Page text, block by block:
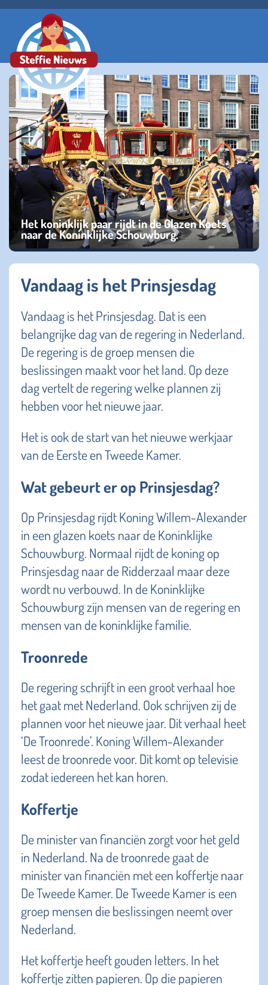
Het koninklijk paar rijdt in de Glazen Koets
naar de Koninklijke Schouwburg.
Vandaag is het Prinsjesdag
Vandaag is het Prinsjesdag. Dat is een
belangrijke dag van de regering in Nederland.
De regering is de groep mensen die
beslissingen maakt voor het land. Op deze
dag vertelt de regering welke plannen zij
hebben voor het nieuwe jaar.
Het is ook de start van het nieuwe werkjaar
van de Eerste en Tweede Kamer.
Wat gebeurt er op Prinsjesdag?
Op Prinsjesdag rijdt Koning Willem-Alexander
in een glazen koets naar de Koninklijke
Schouwburg. Normaal rijdt de koning op
Prinsjesdag naar de Ridderzaal maar deze
wordt nu verbouwd. In de Koninklijke
Schouwburg zijn mensen van de regering en
mensen van de koninklijke familie.
Troonrede
De regering schrijft in een groot verhaal hoe
het gaat met Nederland. Ook schrijven zij de
plannen voor het nieuwe jaar. Dit verhaal heet
‘De Troonrede’. Koning Willem-Alexander
leest de troonrede voor. Dit komt op televisie
zodat iedereen het kan horen.
Koffertje
De minister van financiën zorgt voor het geld
in Nederland. Na de troonrede gaat de
minister van financiën met een koffertje naar
De Tweede Kamer. De Tweede Kamer is een
groep mensen die beslissingen neemt over
Nederland.
Het koffertje heeft gouden letters. In het
koffertje zitten papieren. Op die papieren